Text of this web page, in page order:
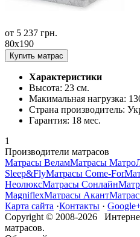
от 5 237 грн.
80x190
Купить матрас
Характеристики
Высота: 23 см.
Макимальная нагрузка:
Страна производитель:
Гарантия: 18 мес.
1
Производители матрасов
Матрасы ВеламМатрасы
Sleep&FlyМатрасы Come-For
НеолюксМатрасы Сонлайн
MagniflexМатрасы Акант
Карта сайта ·Контакты ·
Copyright © 2008-2026
матрасов.